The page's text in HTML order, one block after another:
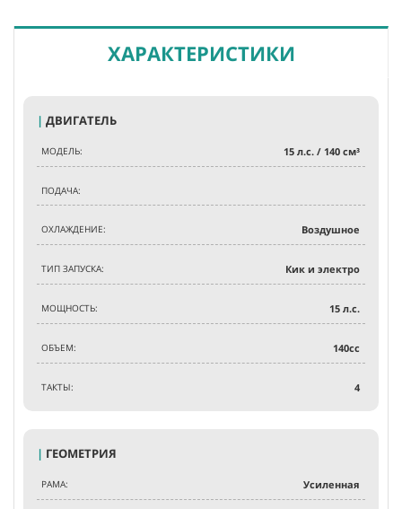
ХАРАКТЕРИСТИКИ
| ДВИГАТЕЛЬ
МОДЕЛЬ: 15 л.с. / 140 см³
ПОДАЧА:
ОХЛАЖДЕНИЕ: Воздушное
ТИП ЗАПУСКА: Кик и электро
МОЩНОСТЬ: 15 л.с.
ОБЪЕМ: 140сс
ТАКТЫ: 4
| ГЕОМЕТРИЯ
РАМА: Усиленная